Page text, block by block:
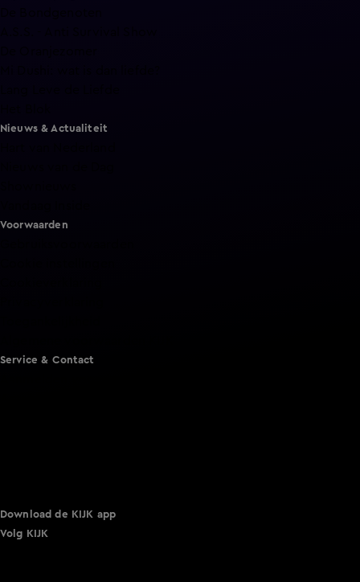
Nieuws & Actualiteit
Voorwaarden
Service & Contact
Download de KIJK app
Volg KIJK